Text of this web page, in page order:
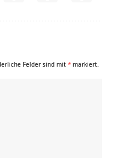
Felder sind mit * markiert.